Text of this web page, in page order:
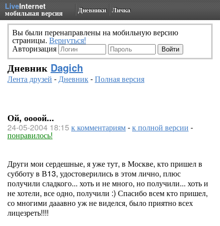
LiveInternet
мобильная версия Дневники Личка
Вы были перенаправлены на мобильную версию
страницы. Вернуться!
Авторизация
Дневник Dagich
Лента друзей -Дневник-Полная версия
Ой, оооой...
24-05-2004 18:15 к комментариям-к полной версии -
понравилось!
Други мои сердешные, я уже тут, в Москве, кто пришел в
субботу в В13, удостоверились в этом лично, плюс
получили сладкого... хоть и не много, но получили... хоть и
не хотели, все одно, получили :) Спасибо всем кто пришел,
со многими дааавно уж не виделся, было приятно всех
лицезреть!!!!